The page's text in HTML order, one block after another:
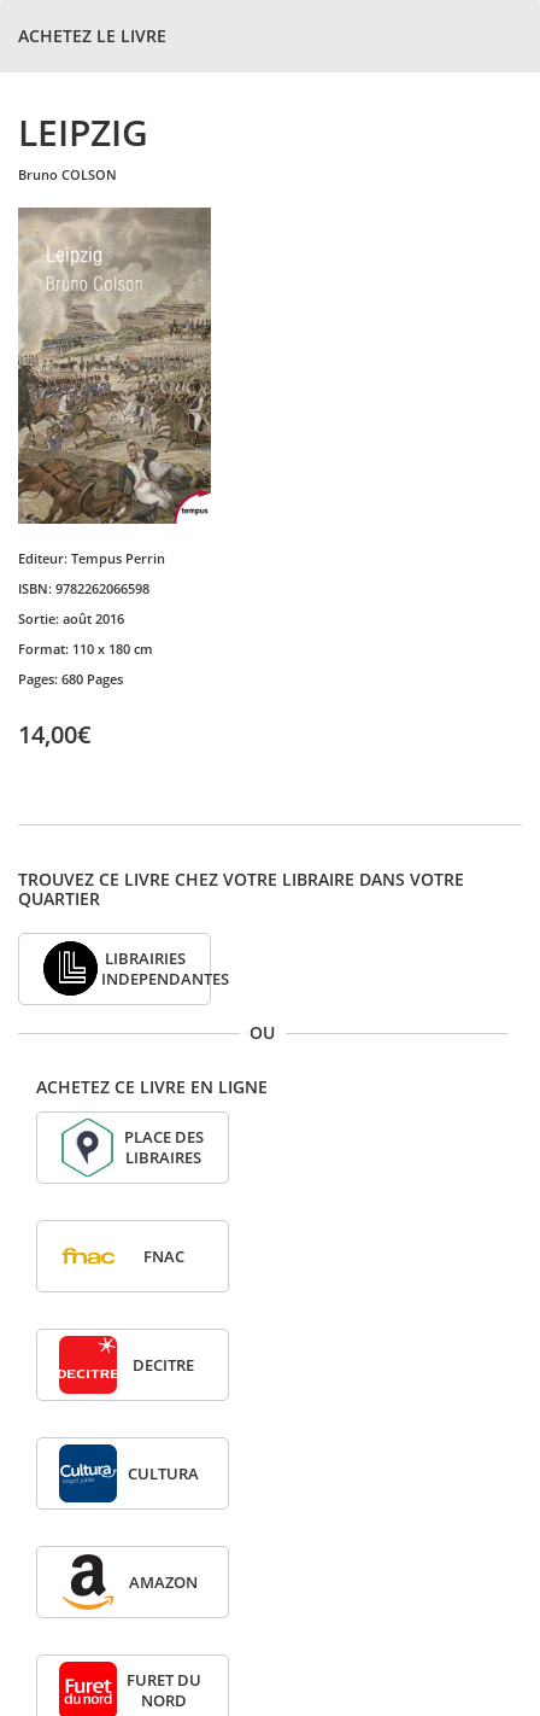
ACHETEZ LE LIVRE
LEIPZIG
bruno COLSON
Editeur: Tempus Perrin
ISBN: 9782262066598
Sortie: août 2016
Format: 110 x 180 cm
Pages: 680 Pages
14,00€
TROUVEZ CE LIVRE CHEZ VOTRE LIBRAIRE DANS VOTRE
QUARTIER
LIBRAIRIES
INDEPENDANTES
OU
ACHETEZ CE LIVRE EN LIGNE
PLACE DES
LIBRAIRES
FNAC
DECITRE
CULTURA
AMAZON
FURET DU
NORD